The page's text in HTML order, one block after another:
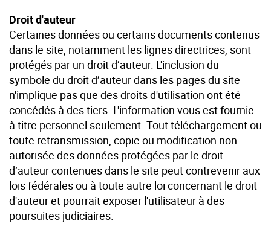
Droit d'auteur
Certaines données ou certains documents contenus
dans le site, notamment les lignes directrices, sont
protégés par un droit d’auteur. L'inclusion du
symbole du droit d’auteur dans les pages du site
n'implique pas que des droits d'utilisation ont été
concédés à des tiers. L'information vous est fournie
à titre personnel seulement. Tout téléchargement ou
toute retransmission, copie ou modification non
autorisée des données protégées par le droit
d’auteur contenues dans le site peut contrevenir aux
lois fédérales ou à toute autre loi concernant le droit
d'auteur et pourrait exposer l'utilisateur à des
poursuites judiciaires.